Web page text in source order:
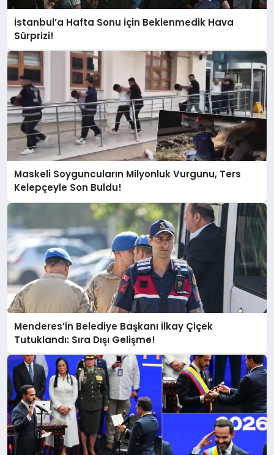
İstanbul’a Hafta Sonu İçin Beklenmedik Hava
Sürprizi!
Maskeli Soyguncuların Milyonluk Vurgunu, Ters
Kelepçeyle Son Buldu!
Menderes’in Belediye Başkanı İlkay Çiçek
Tutuklandı: Sıra Dışı Gelişme!